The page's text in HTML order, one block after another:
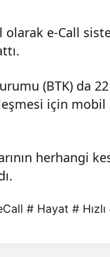
olarak e-Call
(BTK) da
için
herhangi
# Hayat # Hızlı